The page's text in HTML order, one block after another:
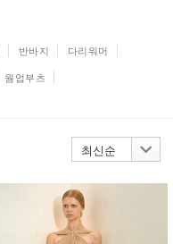
반바지 다리워머
웜업부츠